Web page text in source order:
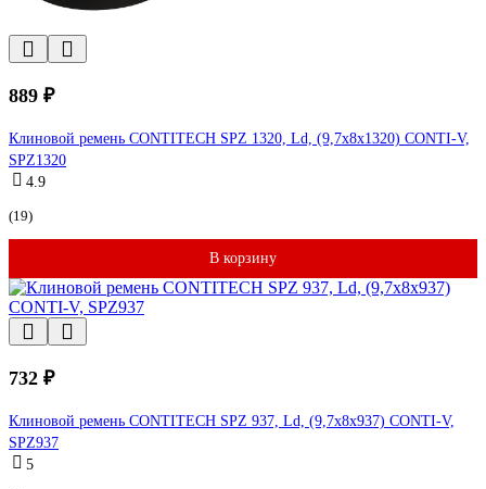
889 ₽
Клиновой ремень CONTITECH SPZ 1320, Ld, (9,7x8x1320) CONTI-V,
SPZ1320
4.9
(19)
В корзину
732 ₽
Клиновой ремень CONTITECH SPZ 937, Ld, (9,7x8x937) CONTI-V,
SPZ937
5